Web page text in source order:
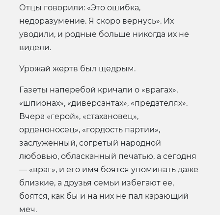
Отцы говорили: «Это ошибка,
недоразумение. Я скоро вернусь». Их
уводили, и родные больше никогда их не
видели.
Урожай жертв был щедрым.
Газеты наперебой кричали о «врагах»,
«шпионах», «диверсантах», «предателях».
Вчера «герой», «стахановец»,
орденоносец», «гордость партии»,
заслуженный, согретый народной
любовью, обласканный печатью, а сегодня
— «враг», и его имя боятся упоминать даже
близкие, а друзья семьи избегают ее,
боятся, как бы и на них не пал карающий
меч.